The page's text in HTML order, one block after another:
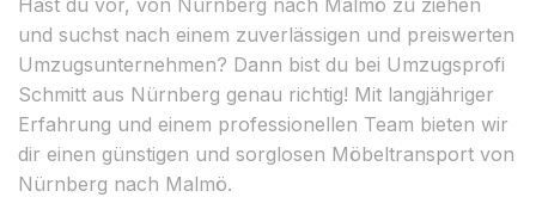
und suchst nach einem zuverlässigen und preiswerten
Umzugsunternehmen? Dann bist du bei Umzugsprofi
Schmitt aus Nürnberg genau richtig! Mit langjähriger
Erfahrung und einem professionellen Team bieten wir
dir einen günstigen und sorglosen Möbeltransport von
Nürnberg nach Malmö.